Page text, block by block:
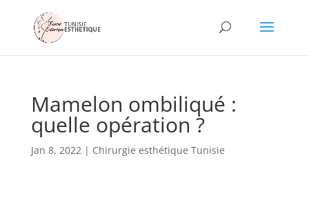
Mamelon ombiliqué :
quelle opération ?
Jan 8, 2022| Chirurgie esthétique Tunisie